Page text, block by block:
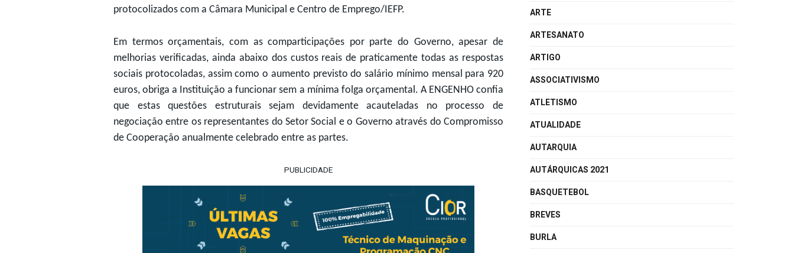
protocolizados com a Câmara Municipal e Centro de Emprego/IEFP.
Em termos orçamentais, com as comparticipações por parte do Governo, apesar de
melhorias verificadas, ainda abaixo dos custos reais de praticamente todas as respostas
sociais protocoladas, assim como o aumento previsto do salário mínimo mensal para 920
euros, obriga a Instituição a funcionar sem a mínima folga orçamental. A ENGENHO confia
que estas questões estruturais sejam devidamente acauteladas no processo de
negociação entre os representantes do Setor Social e o Governo através do Compromisso
de Cooperação anualmente celebrado entre as partes.
PUBLICIDADE
ARTE
ARTESANATO
ARTIGO
ASSOCIATIVISMO
ATLETISMO
ATUALIDADE
AUTARQUIA
AUTÁRQUICAS 2021
BASQUETEBOL
BREVES
BURLA